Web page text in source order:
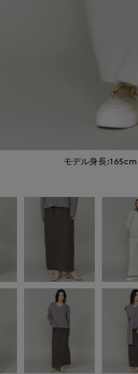
モデル身長:165cm